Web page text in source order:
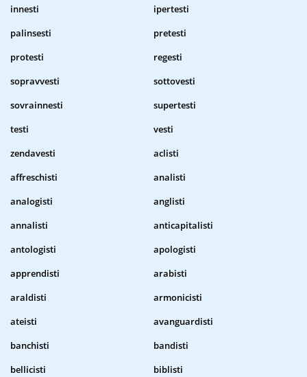
innesti
ipertesti
palinsesti
pretesti
protesti
regesti
sopravvesti
sottovesti
sovrainnesti
supertesti
testi
vesti
zendavesti
aclisti
affreschisti
analisti
analogisti
anglisti
annalisti
anticapitalisti
antologisti
apologisti
apprendisti
arabisti
araldisti
armonicisti
ateisti
avanguardisti
banchisti
bandisti
bellicisti
biblisti